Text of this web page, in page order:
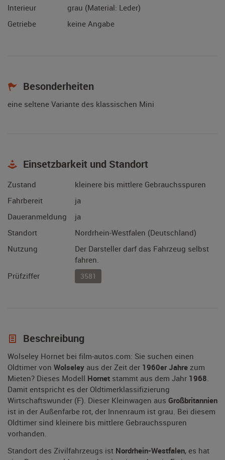
Interieur
grau (Material: Leder)
Getriebe
keine Angabe
Besonderheiten
eine seltene Variante des klassischen Mini
Einsetzbarkeit und Standort
Zustand
kleinere bis mittlere Gebrauchsspuren
Fahrbereit
ja
Daueranmeldung
ja
Standort
Nordrhein-Westfalen (Deutschland)
Nutzung
Der Darsteller darf das Fahrzeug selbst
fahren.
Prüfziffer
3581
Beschreibung
Wolseley Hornet bei film-autos.com: Sie suchen einen
Oldtimer von Wolseley aus der Zeit der 1960er Jahre zum
Mieten? Dieses Modell Hornet stammt aus dem Jahr 1968.
Damit entspricht es der Oldtimerklassifizierung
Wirtschaftswunder (F). Dieser Kleinwagen aus Großbritannien
ist in der Außenfarbe rot, der Innenraum ist grau. Bei diesem
Oldtimer sind kleinere bis mittlere Gebrauchsspuren
vorhanden.
Standort des Zivilfahrzeugs ist Nordrhein-Westfalen, es hat